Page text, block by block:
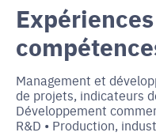
Management et
de projets, indicateurs
Développement
R&D • Production,